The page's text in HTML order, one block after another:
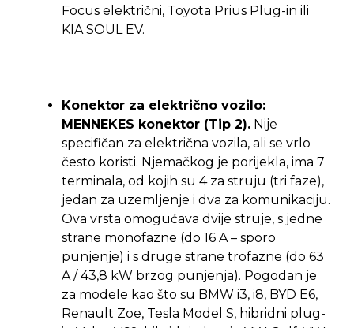
Focus električni, Toyota Prius Plug-in ili
KIA SOUL EV.
Konektor za električno vozilo:
MENNEKES konektor (Tip 2). Nije
specifičan za električna vozila, ali se vrlo
često koristi. Njemačkog je porijekla, ima 7
terminala, od kojih su 4 za struju (tri faze),
jedan za uzemljenje i dva za komunikaciju.
Ova vrsta omogućava dvije struje, s jedne
strane monofazne (do 16 A – sporo
punjenje) i s druge strane trofazne (do 63
A / 43,8 kW brzog punjenja). Pogodan je
za modele kao što su BMW i3, i8, BYD E6,
Renault Zoe, Tesla Model S, hibridni plug-